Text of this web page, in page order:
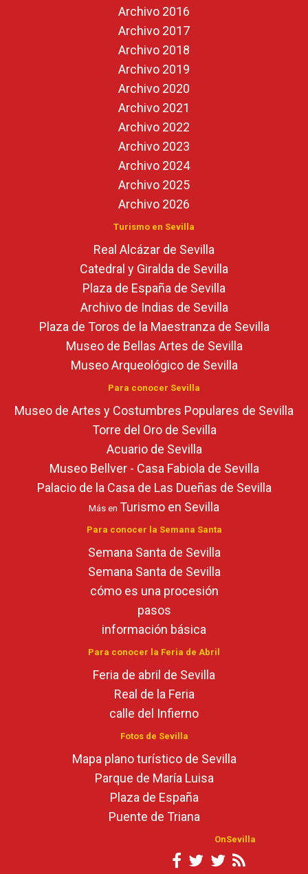
Archivo 2016
Archivo 2017
Archivo 2018
Archivo 2019
Archivo 2020
Archivo 2021
Archivo 2022
Archivo 2023
Archivo 2024
Archivo 2025
Archivo 2026
Turismo en Sevilla
Real Alcázar de Sevilla
Catedral y Giralda de Sevilla
Plaza de España de Sevilla
Archivo de Indias de Sevilla
Plaza de Toros de la Maestranza de Sevilla
Museo de Bellas Artes de Sevilla
Museo Arqueológico de Sevilla
Para conocer Sevilla
Museo de Artes y Costumbres Populares de Sevilla
Torre del Oro de Sevilla
Acuario de Sevilla
Museo Bellver - Casa Fabiola de Sevilla
Palacio de la Casa de Las Dueñas de Sevilla
Más en Turismo en Sevilla
Para conocer la Semana Santa
Semana Santa de Sevilla
Semana Santa de Sevilla
cómo es una procesión
pasos
información básica
Para conocer la Feria de Abril
Feria de abril de Sevilla
Real de la Feria
calle del Infierno
Fotos de Sevilla
Mapa plano turístico de Sevilla
Parque de María Luisa
Plaza de España
Puente de Triana
OnSevilla